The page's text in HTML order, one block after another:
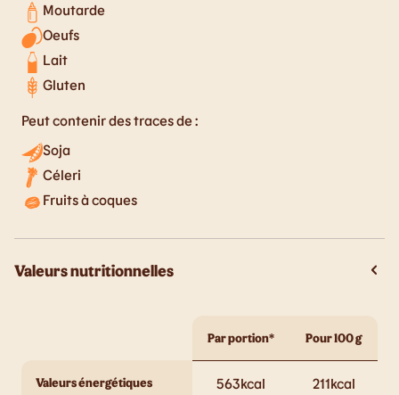
Moutarde
Oeufs
Lait
Gluten
Peut contenir des traces de :
Soja
Céleri
Fruits à coques
Valeurs nutritionnelles
Par portion* Pour 100 g
Valeurs énergétiques 563kcal 211kcal